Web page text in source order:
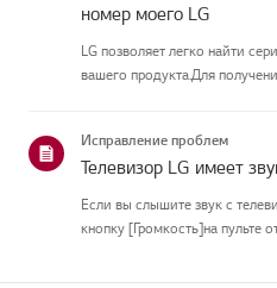
номер моего LG
LG позволяет легко найти
вашего продукта.Для
в следующем месте: * На...
Исправление проблем
Телевизор LG имеет
Если вы слышите звук с
кнопку [Громкость]на пульте